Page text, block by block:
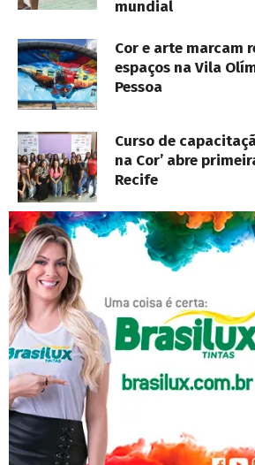
mundial
Cor e arte marcam
espaços na Vila
Pessoa
Curso de
na Cor’ abre
Recife